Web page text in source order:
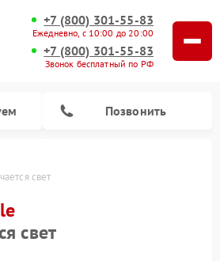
+7 (800) 301-55-83
Ежедневно, с 10:00 до 20:00
+7 (800) 301-55-83
Звонок бесплатный по РФ
Позвонить
свет
свет